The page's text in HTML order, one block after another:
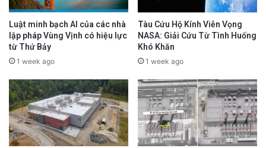
Luật minh bạch AI của các nhà
lập pháp Vùng Vịnh có hiệu lực
từ Thứ Bảy
1 week ago
Tàu Cứu Hộ Kính Viễn Vọng
NASA: Giải Cứu Từ Tình Huống
Khó Khăn
1 week ago